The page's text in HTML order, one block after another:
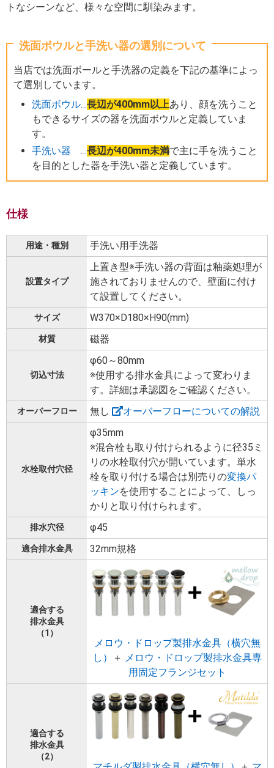
トなシーンなど、様々な空間に馴染みます。
洗面ボウルと手洗い器の選別について
当店では洗面ボールと手洗器の定義を下記の基準によっ
て選別しています。
洗面ボウル…長辺が400mm以上あり、顔を洗うこと
もできるサイズの器を洗面ボウルと定義していま
す。
手洗い器 …長辺が400mm未満で主に手を洗うこと
を目的とした器を手洗い器と定義しています。
仕様
用途・種別 手洗い用手洗器
設置タイプ
上置き型※手洗い器の背面は釉薬処理が
施されておりませんので、壁面に付け
て設置してください。
サイズ W370×D180×H90(mm)
材質 磁器
切込寸法
φ60～80mm
※使用する排水金具によって変わりま
す。詳細は承認図をご確認ください。
オーバーフロー 無し オーバーフローについての解説
水栓取付穴径
φ35mm
※混合栓も取り付けられるように径35ミ
リの水栓取付穴が開いています。単水
栓を取り付ける場合は別売りの変換パ
ッキンを使用することによって、しっ
かりと取り付けられます。
排水穴径 φ45
適合排水金具 32mm規格
適合する
排水金具
（1）
メロウ・ドロップ製排水金具（横穴無
し）
＋ メロウ・ドロップ製排水金具専
用固定フランジセット
適合する
排水金具
（2）